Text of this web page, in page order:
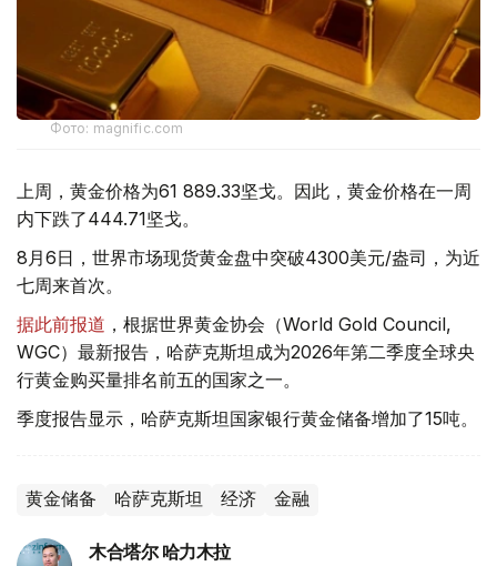
Фото: magnific.com
上周，黄金价格为61 889.33坚戈。因此，黄金价格在一周
内下跌了444.71坚戈。
8月6日，世界市场现货黄金盘中突破4300美元/盎司，为近
七周来首次。
据此前报道 ，根据世界黄金协会（World Gold Council,
WGC）最新报告，哈萨克斯坦成为2026年第二季度全球央
行黄金购买量排名前五的国家之一。
季度报告显示，哈萨克斯坦国家银行黄金储备增加了15吨。
黄金储备 哈萨克斯坦 经济 金融
木合塔尔 哈力木拉